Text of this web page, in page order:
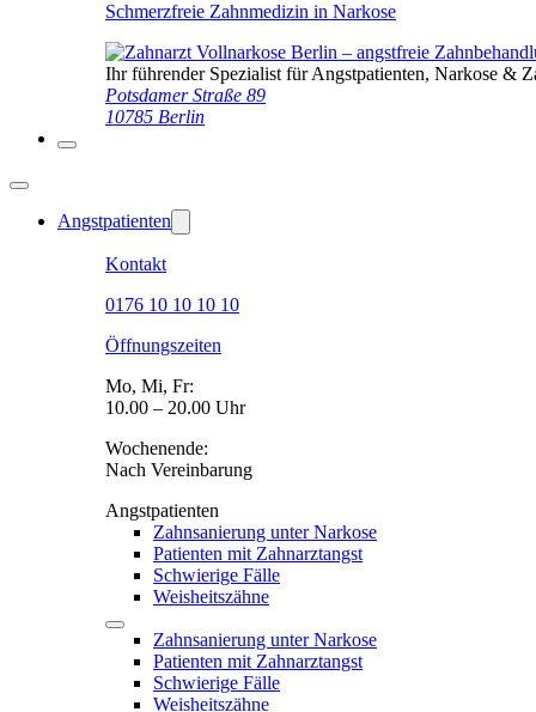
Schmerzfreie Zahnmedizin in Narkose
Ihr führender Spezialist für Angstpatienten, Narkose &
Potsdamer Straße 89
10785 Berlin
Angstpatienten
Kontakt
0176 10 10 10 10
Öffnungszeiten
Mo, Mi, Fr:
10.00 – 20.00 Uhr
Wochenende:
Nach Vereinbarung
Angstpatienten
Zahnsanierung unter Narkose
Patienten mit Zahnarztangst
Schwierige Fälle
Weisheitszähne
Zahnsanierung unter Narkose
Patienten mit Zahnarztangst
Schwierige Fälle
Weisheitszähne